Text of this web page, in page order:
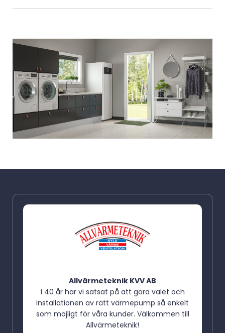
Allvärmeteknik KVV AB
I 40 år har vi satsat på att göra valet och
installationen av rätt värmepump så enkelt
som möjligt för våra kunder. Välkommen till
Allvärmeteknik!